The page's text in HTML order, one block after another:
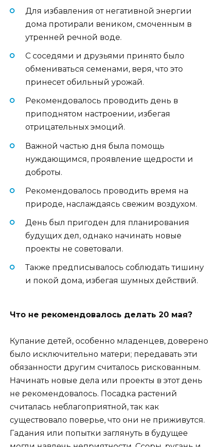
Для избавления от негативной энергии
дома протирали веником, смоченным в
утренней речной воде.
С соседями и друзьями принято было
обмениваться семенами, веря, что это
принесет обильный урожай.
Рекомендовалось проводить день в
приподнятом настроении, избегая
отрицательных эмоций.
Важной частью дня была помощь
нуждающимся, проявление щедрости и
доброты.
Рекомендовалось проводить время на
природе, наслаждаясь свежим воздухом.
День был пригоден для планирования
будущих дел, однако начинать новые
проекты не советовали.
Также предписывалось соблюдать тишину
и покой дома, избегая шумных действий.
Что не рекомендовалось делать 20 мая?
Купание детей, особенно младенцев, доверено
было исключительно матери; передавать эти
обязанности другим считалось рискованным.
Начинать новые дела или проекты в этот день
не рекомендовалось. Посадка растений
считалась неблагоприятной, так как
существовало поверье, что они не приживутся.
Гадания или попытки заглянуть в будущее